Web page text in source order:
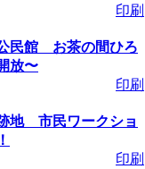
印刷
公民館 お茶の間ひろ
放〜
印刷
地 市民ワークショ
印刷